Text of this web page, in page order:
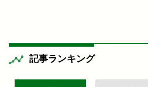
記事ランキング